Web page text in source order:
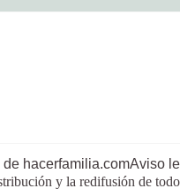
de hacerfamilia.comAviso
y la redifusión de